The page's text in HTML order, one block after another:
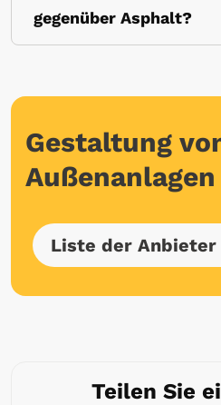
gegenüber Asphalt?
Gestaltung
Außenanlagen
Liste der Anbieter
Teilen Sie